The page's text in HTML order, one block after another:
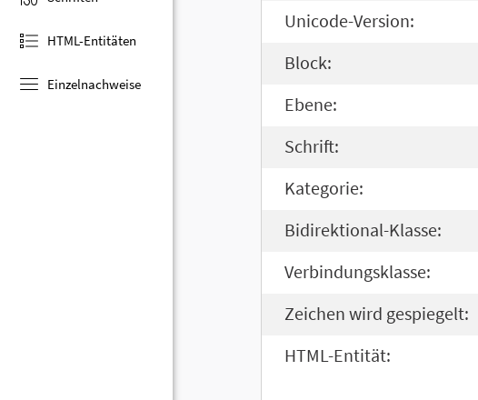
HTML-Entitäten
Einzelnachweise
Unicode-Version:
Block:
Ebene:
Schrift:
Kategorie:
Bidirektional-Klasse:
Verbindungsklasse:
Zeichen wird gespiegelt:
HTML-Entität: